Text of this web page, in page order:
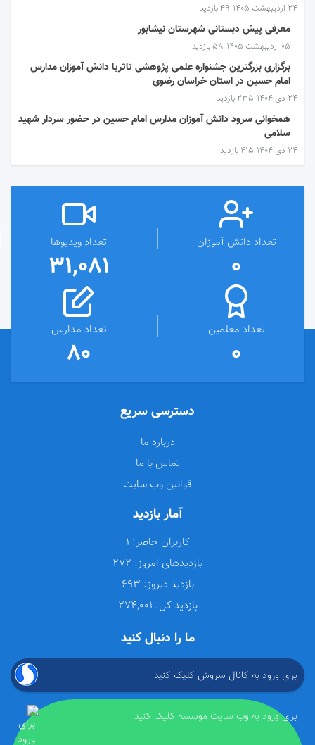
۲۴ اردیبهشت ۱۴۰۵ 49 بازدید
معرفی پیش دبستانی شهرستان نیشابور
۰۵ اردیبهشت ۱۴۰۵ 58 بازدید
برگزاری بزرگترین جشنواره علمی پژوهشی تاثریا دانش آموزان مدارس
امام حسین در استان خراسان رضوی
۲۴ دی ۱۴۰۴ 235 بازدید
همخوانی سرود دانش آموزان مدارس امام حسین در حضور سردار شهید
سلامی
۲۴ دی ۱۴۰۴ 415 بازدید
تعداد دانش آموزان
0
تعداد ویدیوها
31,081
تعداد معلمین
0
تعداد مدارس
80
دسترسی سریع
درباره ما
تماس با ما
قوانین وب سایت
آمار بازدید
کاربران حاضر:
بازدیدهای امروز:
بازدید دیروز:
بازدید کل:
ما را دنبال کنید
برای ورود به کانال سروش کلیک کنید
برای ورود به وب سایت موسسه کلیک کنید